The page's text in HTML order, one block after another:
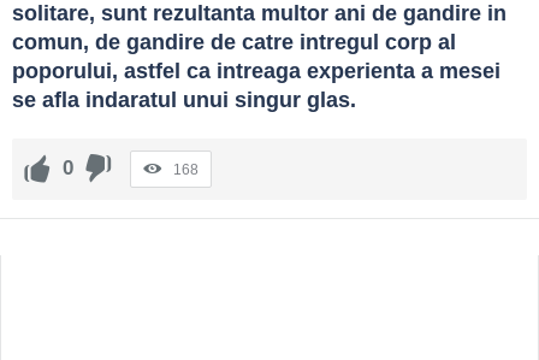
solitare, sunt rezultanta multor ani de gandire in
comun, de gandire de catre intregul corp al
poporului, astfel ca intreaga experienta a mesei
se afla indaratul unui singur glas.
0 168